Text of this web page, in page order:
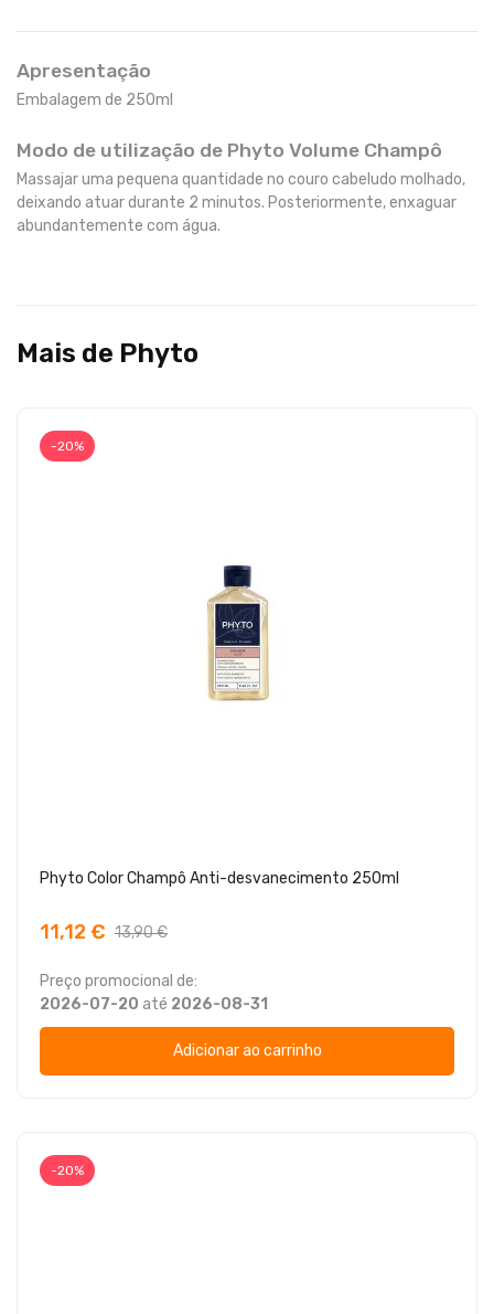
Apresentação
Embalagem de 250ml
Modo de utilização de Phyto Volume Champô
Massajar uma pequena quantidade no couro cabeludo molhado,
deixando atuar durante 2 minutos. Posteriormente, enxaguar
abundantemente com água.
Mais de Phyto
-20%
Phyto Color Champô Anti-desvanecimento 250ml
11,12 € 13,90 €
Preço promocional de:
2026-07-20 até 2026-08-31
Adicionar ao carrinho
-20%